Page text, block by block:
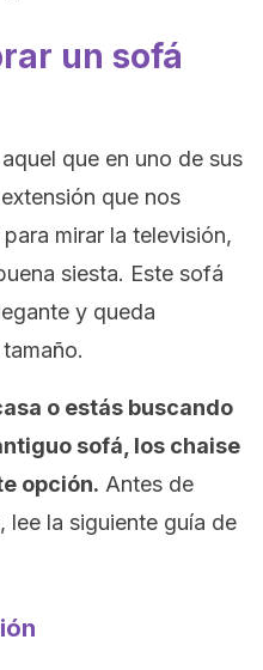
un sofá
que en uno de sus
que nos
mirar la televisión,
siesta. Este sofá
y queda
o estás buscando
sofá, los chaise
opción. Antes de
la siguiente guía de